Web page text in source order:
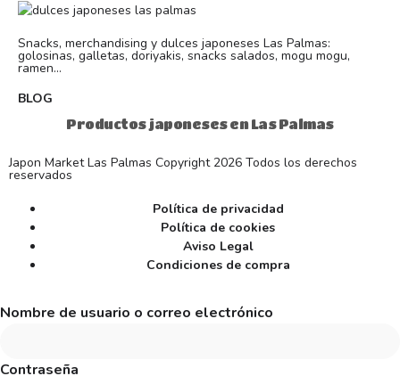
Snacks, merchandising y dulces japoneses Las Palmas:
golosinas, galletas, doriyakis, snacks salados, mogu mogu,
ramen...
BLOG
Productos japoneses en Las Palmas
Japon Market Las Palmas Copyright 2026 Todos los derechos
reservados
Política de privacidad
Política de cookies
Aviso Legal
Condiciones de compra
Nombre de usuario o correo electrónico
Contraseña